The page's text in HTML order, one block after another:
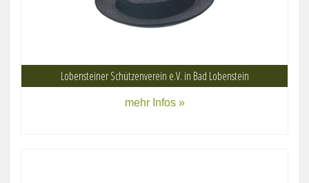
Lobensteiner Schützenverein e.V. in Bad Lobenstein
mehr Infos »